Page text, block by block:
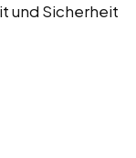
und Sicherheit